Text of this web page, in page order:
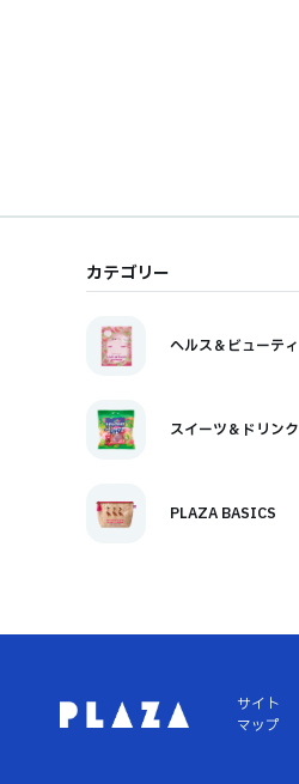
カテゴリー
ヘルス＆ビューティ
スイーツ＆ドリンク
PLAZA BASICS
サイト
マップ